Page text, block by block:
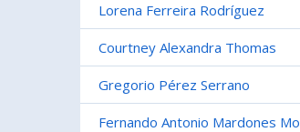
Lorena Ferreira Rodríguez
Courtney Alexandra Thomas
Gregorio Pérez Serrano
Fernando Antonio Mardones